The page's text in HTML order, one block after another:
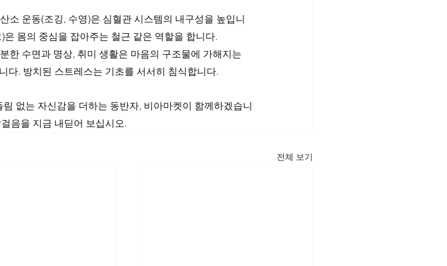
소 운동(조깅, 수영)은 심혈관 시스템의 내구성을 높입니
몸의 중심을 잡아주는 철근 같은 역할을 합니다.
한 수면과 명상, 취미 생활은 마음의 구조물에 가해지는
다. 방치된 스트레스는 기초를 서서히 침식합니다.
없는 자신감을 더하는 동반자, 비아마켓이 함께하겠습니
음을 지금 내딛어 보십시오.
전체 보기